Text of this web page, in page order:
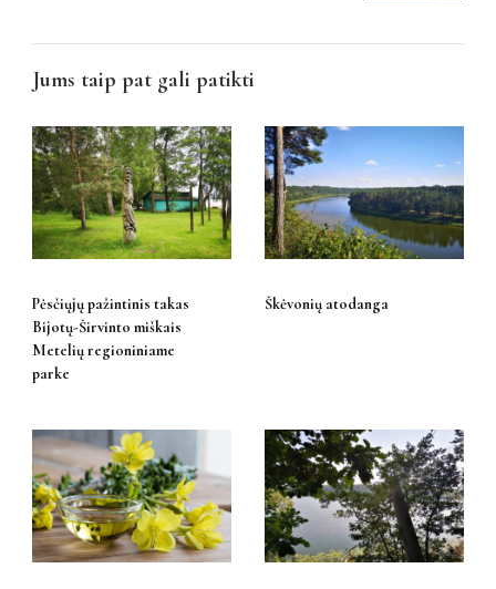
Jums taip pat gali patikti
Pėsčiųjų pažintinis takas
Bijotų-Širvinto miškais
Metelių regioniniame
parke
Škėvonių atodanga